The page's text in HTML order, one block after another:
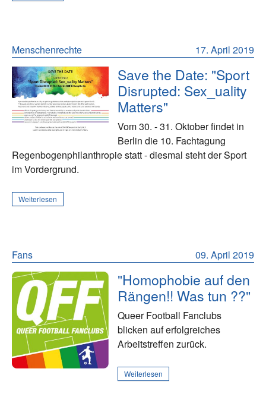
17. April 2019
Menschenrechte
Save the Date: "Sport
Disrupted: Sex_uality
Matters"
Vom 30. - 31. Oktober findet in
Berlin die 10. Fachtagung
Regenbogenphilanthropie statt - diesmal steht der Sport
im Vordergrund.
Weiterlesen
09. April 2019
Fans
"Homophobie auf den
Rängen!! Was tun ??"
Queer Football Fanclubs
blicken auf erfolgreiches
Arbeitstreffen zurück.
Weiterlesen